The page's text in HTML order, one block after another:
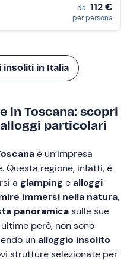
da 112 €
per persona
insoliti in Italia
in Toscana: scopri
particolari
è un’impresa
Questa regione, infatti, è
a glamping ealloggi
immersi nella natura,
panoramicasulle sue
però, non sono
unalloggio insolito
strutture selezionate per